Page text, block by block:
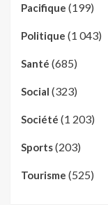
Pacifique (199)
Politique (1 043)
Santé (685)
Social (323)
Société (1 203)
Sports(203)
Tourisme (525)